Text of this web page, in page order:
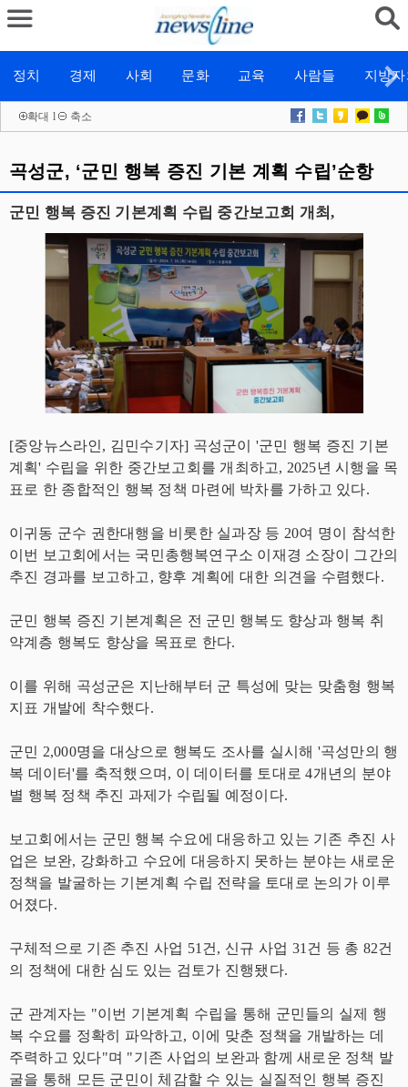
정치 경제 사회 문화 교육 사람들 지방
확대 l 축소
곡성군, ‘군민 행복 증진 기본 계획 수립’순항
군민 행복 증진 기본계획 수립 중간보고회 개최,
[중앙뉴스라인, 김민수기자] 곡성군이 '군민 행복 증진 기본
계획' 수립을 위한 중간보고회를 개최하고, 2025년 시행을 목
표로 한 종합적인 행복 정책 마련에 박차를 가하고 있다.
이귀동 군수 권한대행을 비롯한 실과장 등 20여 명이 참석한
이번 보고회에서는 국민총행복연구소 이재경 소장이 그간의
추진 경과를 보고하고, 향후 계획에 대한 의견을 수렴했다.
군민 행복 증진 기본계획은 전 군민 행복도 향상과 행복 취
약계층 행복도 향상을 목표로 한다.
이를 위해 곡성군은 지난해부터 군 특성에 맞는 맞춤형 행복
지표 개발에 착수했다.
군민 2,000명을 대상으로 행복도 조사를 실시해 '곡성만의 행
복 데이터'를 축적했으며, 이 데이터를 토대로 4개년의 분야
별 행복 정책 추진 과제가 수립될 예정이다.
보고회에서는 군민 행복 수요에 대응하고 있는 기존 추진 사
업은 보완, 강화하고 수요에 대응하지 못하는 분야는 새로운
정책을 발굴하는 기본계획 수립 전략을 토대로 논의가 이루
어졌다.
구체적으로 기존 추진 사업 51건, 신규 사업 31건 등 총 82건
의 정책에 대한 심도 있는 검토가 진행됐다.
군 관계자는 "이번 기본계획 수립을 통해 군민들의 실제 행
복 수요를 정확히 파악하고, 이에 맞춘 정책을 개발하는 데
주력하고 있다"며 "기존 사업의 보완과 함께 새로운 정책 발
굴을 통해 모든 군민이 체감할 수 있는 실질적인 행복 증진